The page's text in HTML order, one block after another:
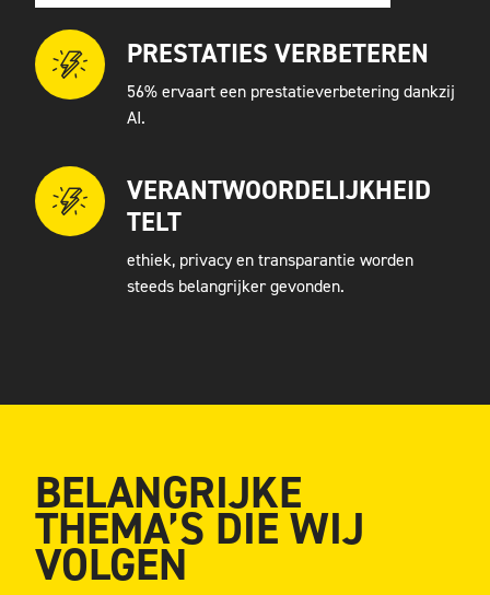
PRESTATIES VERBETEREN
56% ervaart een prestatieverbetering dankzij
AI.
VERANTWOORDELIJKHEID
TELT
ethiek, privacy en transparantie worden
steeds belangrijker gevonden.
BELANGRIJKE
THEMA’S DIE WIJ
VOLGEN